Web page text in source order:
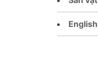
English